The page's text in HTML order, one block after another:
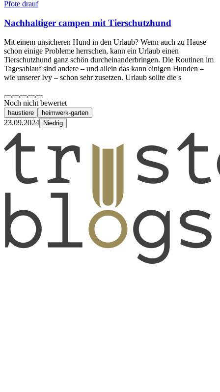
Pfote drauf
Nachhaltiger campen mit Tierschutzhund
Mit einem unsicheren Hund in den Urlaub? Wenn auch zu Hause
schon einige Probleme herrschen, kann ein Urlaub einen
Tierschutzhund ganz schön durcheinanderbringen. Die Routinen im
Tagesablauf sind andere – und allein das kann einigen Hunden –
wie unserer Ivy – schon sehr zusetzen. Urlaub sollte die s
Noch nicht bewertet
haustiere heimwerk-garten
23.09.2024 Niedrig